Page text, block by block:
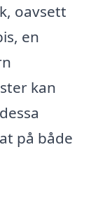
oavsett
en
kan
på både